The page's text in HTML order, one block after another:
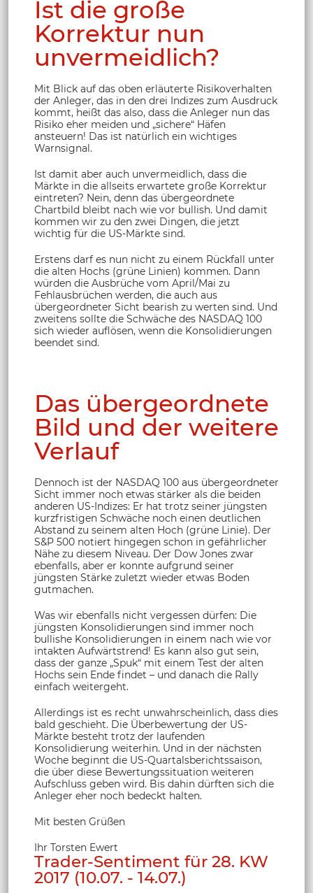
Ist die große
Korrektur nun
unvermeidlich?
Mit Blick auf das oben erläuterte Risikoverhalten
der Anleger, das in den drei Indizes zum Ausdruck
kommt, heißt das also, dass die Anleger nun das
Risiko eher meiden und „sichere“ Häfen
ansteuern! Das ist natürlich ein wichtiges
Warnsignal.
Ist damit aber auch unvermeidlich, dass die
Märkte in die allseits erwartete große Korrektur
eintreten? Nein, denn das übergeordnete
Chartbild bleibt nach wie vor bullish. Und damit
kommen wir zu den zwei Dingen, die jetzt
wichtig für die US-Märkte sind.
Erstens darf es nun nicht zu einem Rückfall unter
die alten Hochs (grüne Linien) kommen. Dann
würden die Ausbrüche vom April/Mai zu
Fehlausbrüchen werden, die auch aus
übergeordneter Sicht bearish zu werten sind. Und
zweitens sollte die Schwäche des NASDAQ 100
sich wieder auflösen, wenn die Konsolidierungen
beendet sind.
Das übergeordnete
Bild und der weitere
Verlauf
Dennoch ist der NASDAQ 100 aus übergeordneter
Sicht immer noch etwas stärker als die beiden
anderen US-Indizes: Er hat trotz seiner jüngsten
kurzfristigen Schwäche noch einen deutlichen
Abstand zu seinem alten Hoch (grüne Linie). Der
S&P 500 notiert hingegen schon in gefährlicher
Nähe zu diesem Niveau. Der Dow Jones zwar
ebenfalls, aber er konnte aufgrund seiner
jüngsten Stärke zuletzt wieder etwas Boden
gutmachen.
Was wir ebenfalls nicht vergessen dürfen: Die
jüngsten Konsolidierungen sind immer noch
bullishe Konsolidierungen in einem nach wie vor
intakten Aufwärtstrend! Es kann also gut sein,
dass der ganze „Spuk“ mit einem Test der alten
Hochs sein Ende findet – und danach die Rally
einfach weitergeht.
Allerdings ist es recht unwahrscheinlich, dass dies
bald geschieht. Die Überbewertung der US-
Märkte besteht trotz der laufenden
Konsolidierung weiterhin. Und in der nächsten
Woche beginnt die US-Quartalsberichtssaison,
die über diese Bewertungssituation weiteren
Aufschluss geben wird. Bis dahin dürften sich die
Anleger eher noch bedeckt halten.
Mit besten Grüßen
Ihr Torsten Ewert
Trader-Sentiment für 28. KW
2017 (10.07. - 14.07.)